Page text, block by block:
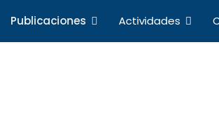
Publicaciones Actividades